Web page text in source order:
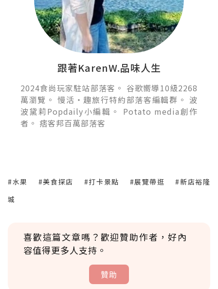
跟著KarenW.品味人生
2024食尚玩家駐站部落客。 谷歌嚮導10級2268
萬瀏覽。 慢活‧趣旅行特約部落客編輯群。 波
波黛莉Popdaily小編輯。 Potato media創作
者。 痞客邦百萬部落客
#水果 #美食探店 #打卡景點 #展覽帶逛
#新店裕隆
城
喜歡這篇文章嗎？歡迎贊助作者，好內
容值得更多人支持。
贊助